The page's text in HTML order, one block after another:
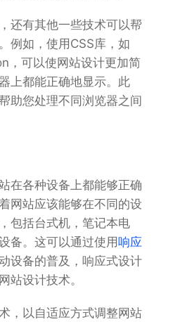
还有其他一些技术可以帮
例如，使用CSS库，如
，可以使网站设计更加简
上都能正确地显示。此
助您处理不同浏览器之间
在各种设备上都能够正确
网站应该能够在不同的设
包括台式机，笔记本电
备。这可以通过使用响应
设备的普及，响应式设计
站设计技术。
，以自适应方式调整网站